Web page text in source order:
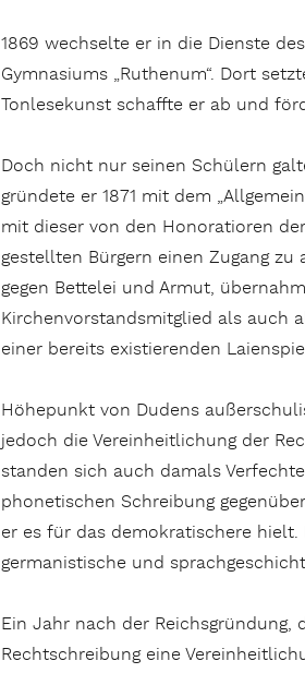
1869 wechselte er in die Dienste
Gymnasiums „Ruthenum“. Dort
Tonlesekunst schaffte er ab und
Doch nicht nur seinen Schülern
gründete er 1871 mit dem
mit dieser von den Honoratioren
gestellten Bürgern einen Zugang zu
gegen Bettelei und Armut,
Kirchenvorstandsmitglied als auch
einer bereits existierenden
Höhepunkt von Dudens
jedoch die Vereinheitlichung der
standen sich auch damals
phonetischen Schreibung
er es für das demokratischere
germanistische und
Ein Jahr nach der
Rechtschreibung eine